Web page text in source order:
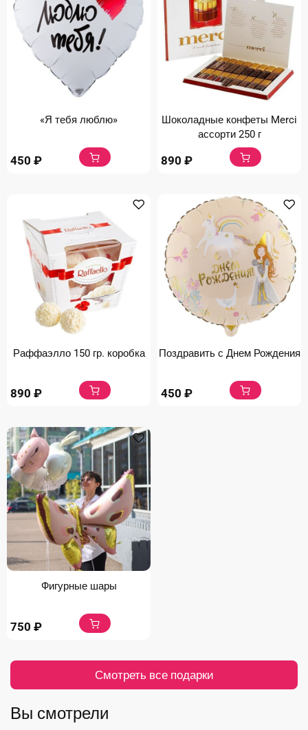
«Я тебя люблю»
450 ₽
Шоколадные конфеты Merci
ассорти 250 г
890 ₽
Раффаэлло 150 гр. коробка
890 ₽
Поздравить с Днем Рождения
450 ₽
Фигурные шары
750 ₽
Смотреть все подарки
Вы смотрели